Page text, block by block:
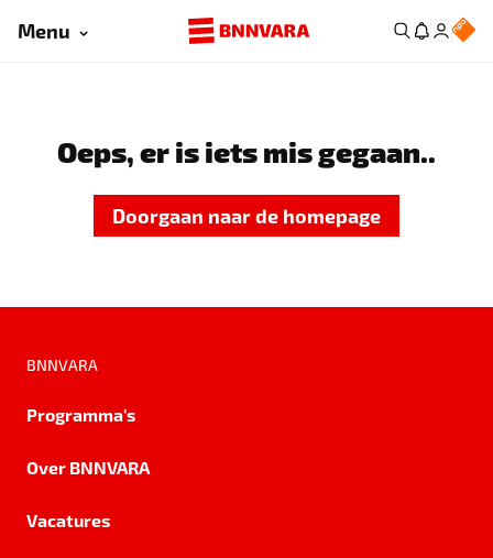
Menu
Oeps, er is iets mis gegaan..
Doorgaan naar de homepage
BNNVARA
Programma's
Over BNNVARA
Vacatures